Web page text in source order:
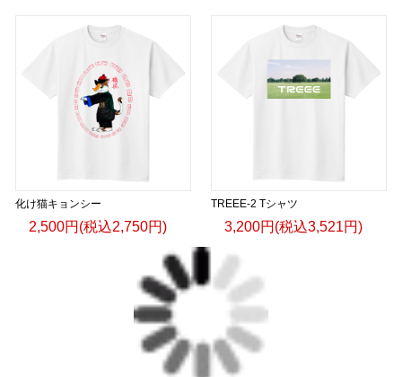
化け猫キョンシー
2,500円(税込2,750円)
TREEE-2 Tシャツ
3,200円(税込3,521円)